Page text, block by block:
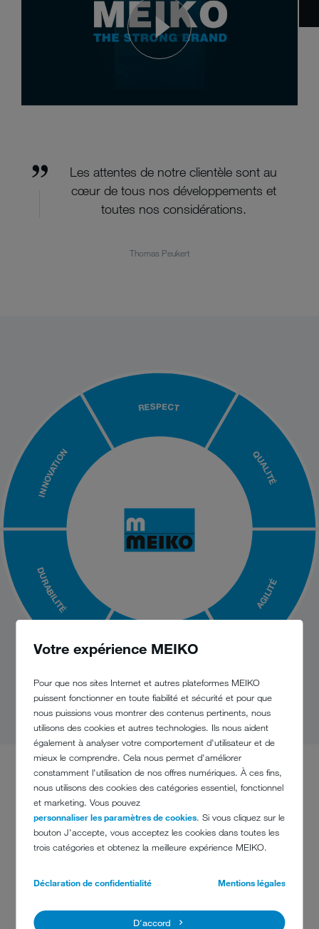
Votre expérience MEIKO
Pour que nos sites Internet et autres plateformes MEIKO
puissent fonctionner en toute fiabilité et sécurité et pour que
nous puissions vous montrer des contenus pertinents, nous
utilisons des cookies et autres technologies. Ils nous aident
également à analyser votre comportement d'utilisateur et de
mieux le comprendre. Cela nous permet d'améliorer
constamment l'utilisation de nos offres numériques. À ces fins,
nous utilisons des cookies des catégories essentiel, fonctionnel
et marketing. Vous pouvez
personnaliser les paramètres de cookies. Si vous cliquez sur le
bouton J'accepte, vous acceptez les cookies dans toutes les
trois catégories et obtenez la meilleure expérience MEIKO.
Déclaration de confidentialité Mentions légales
D'accord
Les attentes de notre clientèle sont au
cœur de tous nos développements et
toutes nos considérations.
Thomas Peukert
INNOVATION
DURABILITÉ
FIABILITÉ
AGILITÉ
QUALITÉ
RESPECT
NOS VALEURS :
LE FONDEMENT DE NOTRE CULTURE
D'ENTREPRISE.